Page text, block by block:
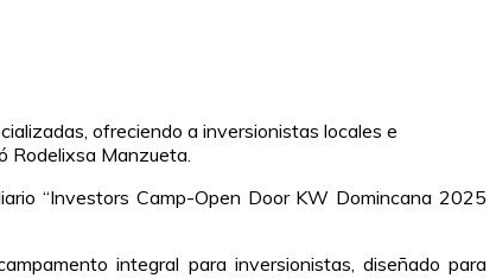
ofreciendo a inversionistas locales e
Rodelixsa Manzueta.
“Investors Camp-Open Door KW Domincana 2025
integral para inversionistas, diseñado para